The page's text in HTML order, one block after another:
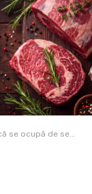
ocupă de semințe